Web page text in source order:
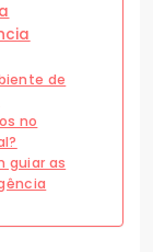
de
no
guiar as